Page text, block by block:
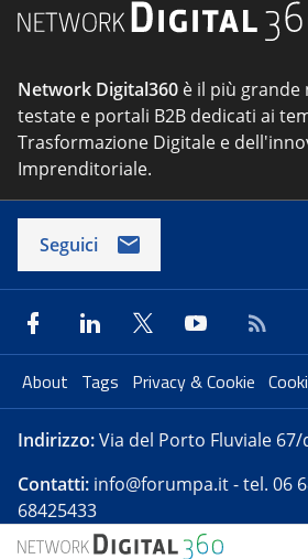
Network Digital360 è il più grande
testate e portali B2B dedicati ai
Trasformazione Digitale e
Imprenditoriale.
Seguici
About Tags Privacy & Cookie
Indirizzo:Via del Porto Fluviale 67/
Contatti: info@forumpa.it- tel. 06
68425433